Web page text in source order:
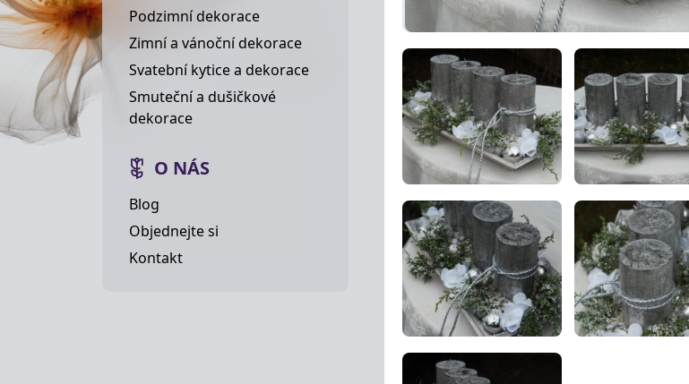
Podzimní dekorace
Zimní a vánoční dekorace
Svatební kytice a dekorace
Smuteční a dušičkové
dekorace
O NÁS
Blog
Objednejte si
Kontakt